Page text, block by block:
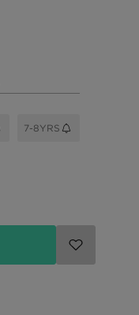
7-8YRS